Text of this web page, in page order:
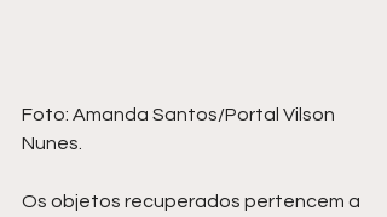
Foto: Amanda Santos/Portal Vilson
Nunes.
Os objetos recuperados pertencem a